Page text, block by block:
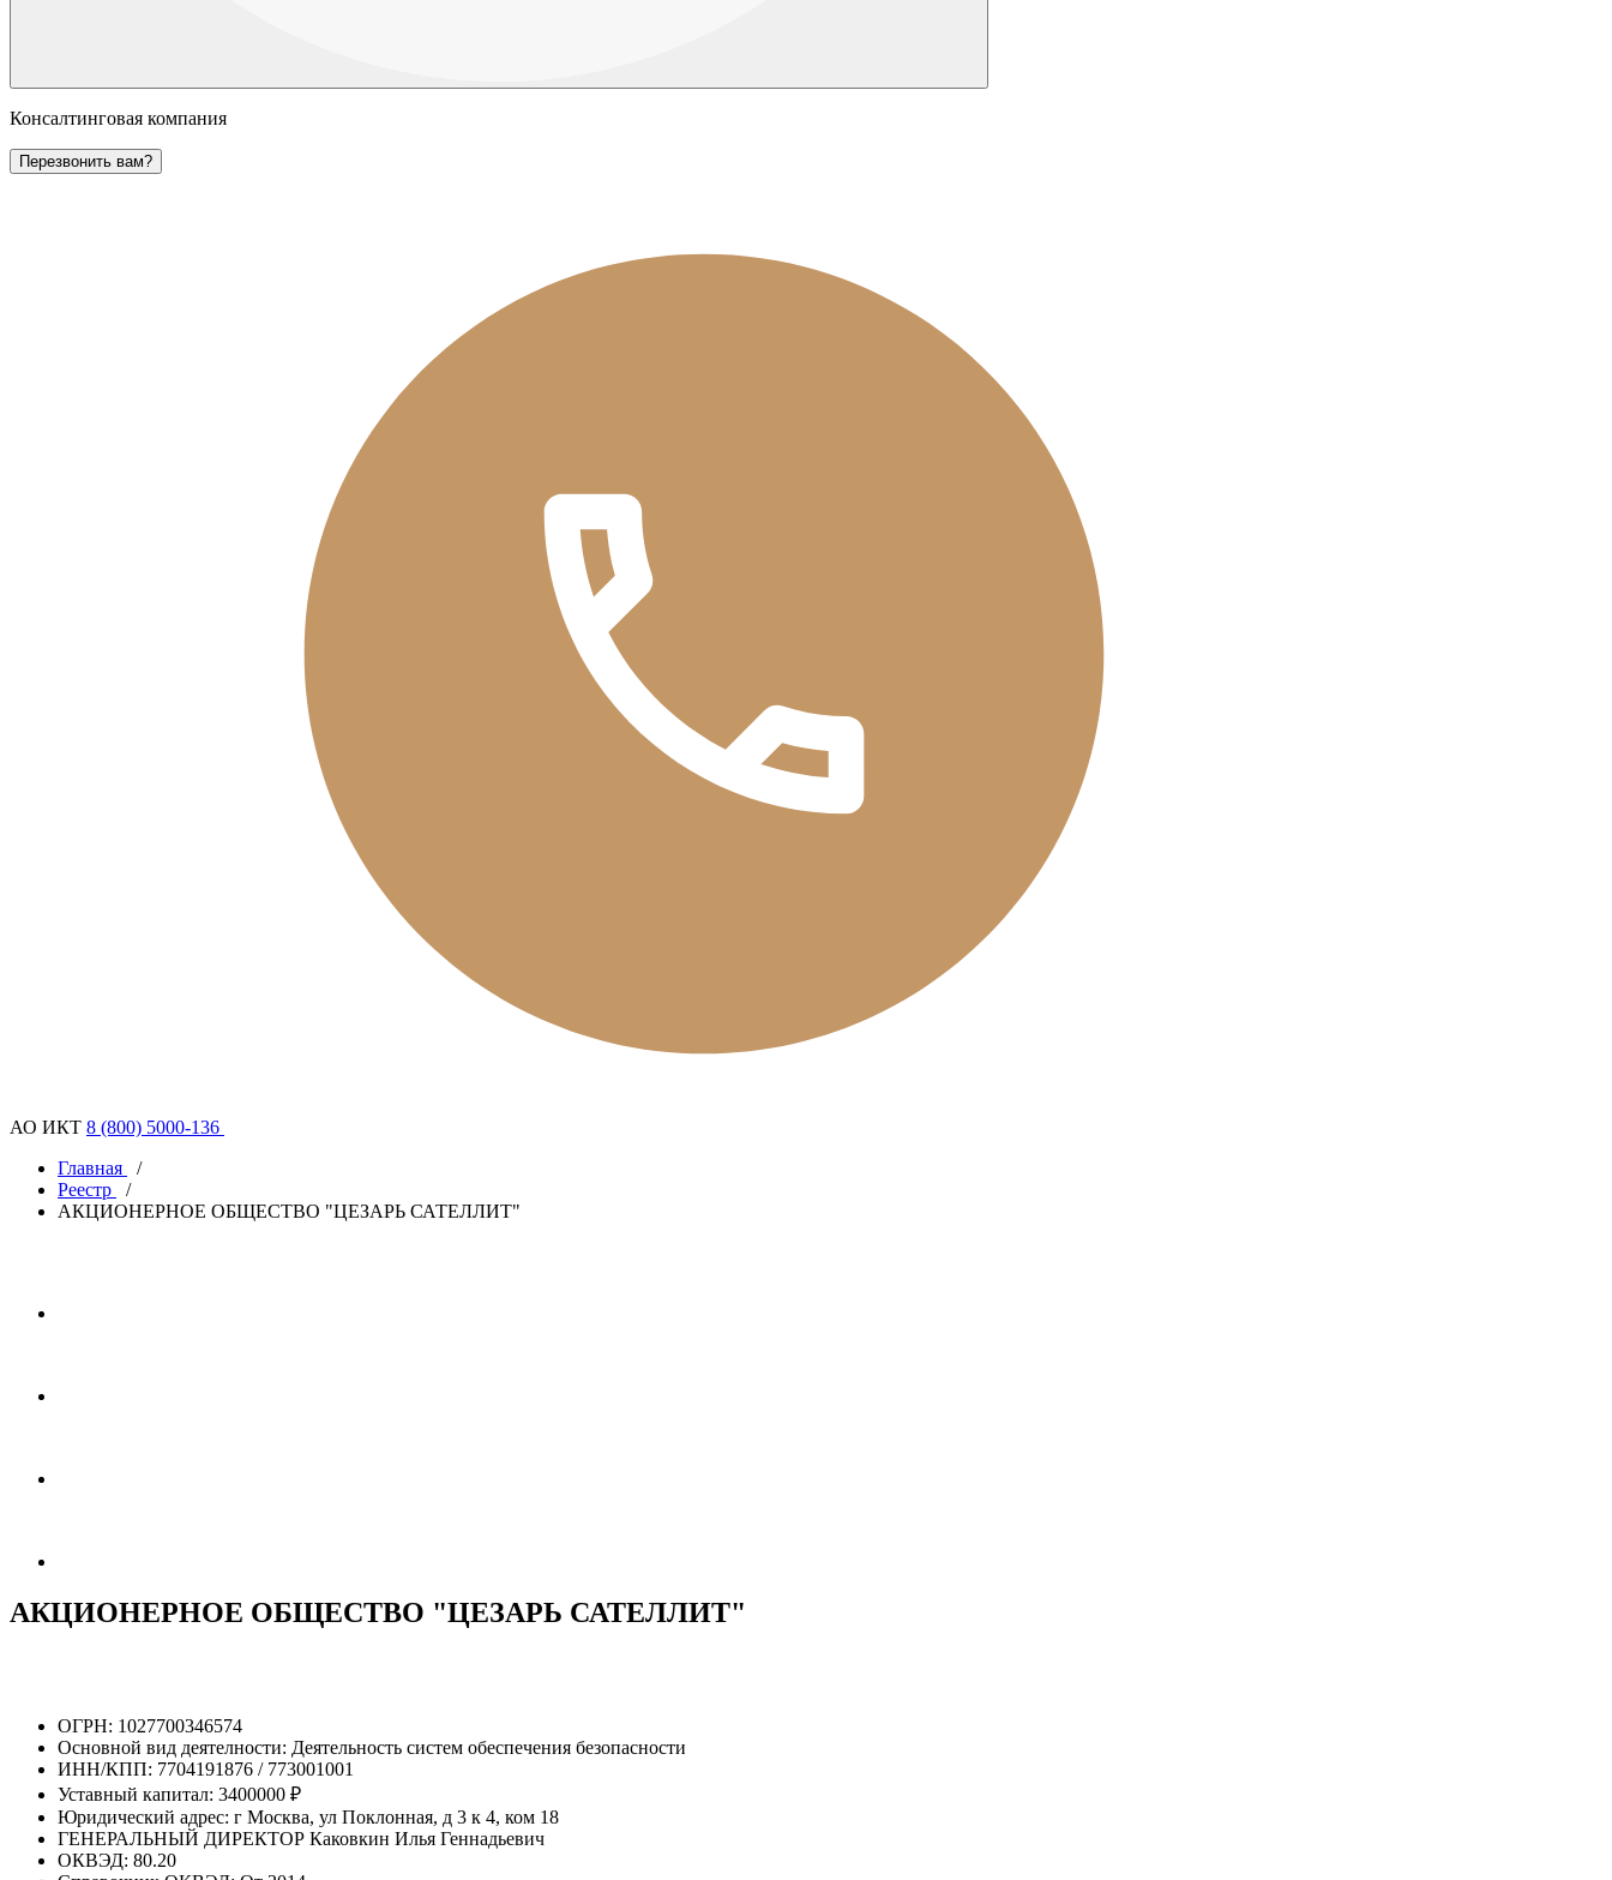
Консалтинговая компания
Перезвонить вам?
АО ИКТ 8 (800) 5000-136
Главная
/
Реестр
/
АКЦИОНЕРНОЕ ОБЩЕСТВО "ЦЕЗАРЬ САТЕЛЛИТ"
АКЦИОНЕРНОЕ ОБЩЕСТВО "ЦЕЗАРЬ САТЕЛЛИТ"
ОГРН: 1027700346574
Основной вид деятелности: Деятельность систем обеспечения безопасности
ИНН/КПП: 7704191876 / 773001001
Уставный капитал: 3400000 ₽
Юридический адрес: г Москва, ул Поклонная, д 3 к 4, ком 18
ГЕНЕРАЛЬНЫЙ ДИРЕКТОР Каковкин Илья Геннадьевич
ОКВЭД: 80.20